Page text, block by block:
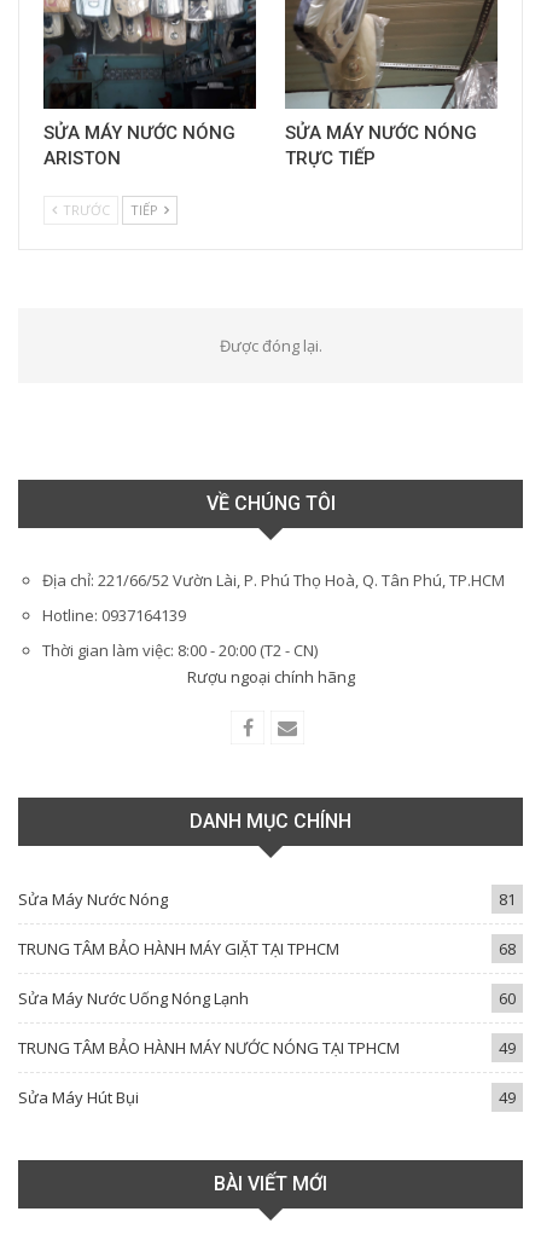
SỬA MÁY NƯỚC NÓNG
ARISTON
SỬA MÁY NƯỚC NÓNG
TRỰC TIẾP
TRƯỚC TIẾP
Được đóng lại.
VỀ CHÚNG TÔI
Địa chỉ: 221/66/52 Vườn Lài, P. Phú Thọ Hoà, Q. Tân Phú, TP.HCM
Hotline: 0937164139
Thời gian làm việc: 8:00 - 20:00 (T2 - CN)
Rượu ngoại chính hãng
DANH MỤC CHÍNH
Sửa Máy Nước Nóng 81
TRUNG TÂM BẢO HÀNH MÁY GIẶT TẠI TPHCM 68
Sửa Máy Nước Uống Nóng Lạnh 60
TRUNG TÂM BẢO HÀNH MÁY NƯỚC NÓNG TẠI TPHCM 49
Sửa Máy Hút Bụi 49
BÀI VIẾT MỚI